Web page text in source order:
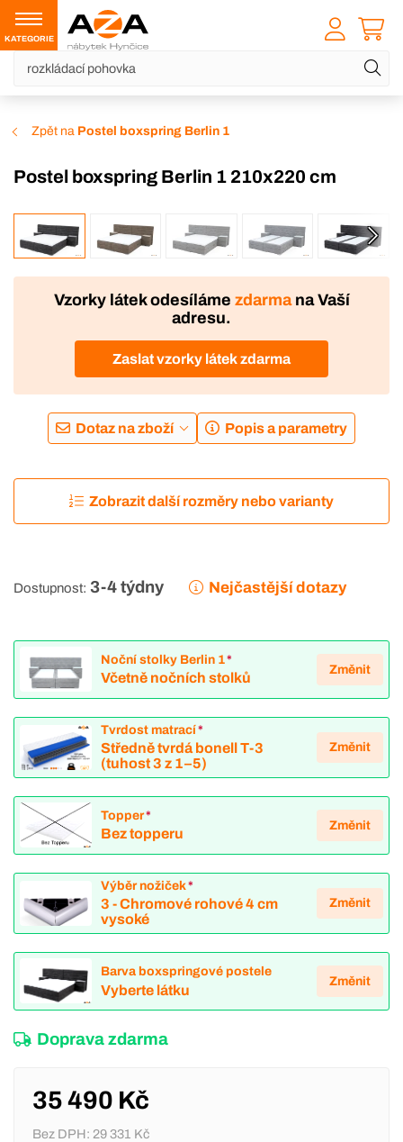
KATEGORIE
Zpět na Postel boxspring Berlin 1
Postel boxspring Berlin 1 210x220 cm
VÝROBA
DOPRAVA ZDARMA
Vzorky látek odesíláme zdarmana Vaší
adresu.
Zaslat vzorky látek zdarma
Dotaz na zboží Popis a parametry
Zobrazit další rozměry nebo varianty
Dostupnost: 3-4 týdny Nejčastější dotazy
Noční stolky Berlin 1*
Včetně nočních stolků
Změnit
Tvrdost matrací*
Středně tvrdá bonell T-3
(tuhost 3 z 1–5)
Změnit
Topper*
Bez topperu
Změnit
Výběr nožiček*
3 - Chromové rohové 4 cm
vysoké
Změnit
Barva boxspringové postele
Vyberte látku
Změnit
Doprava zdarma
35 490 Kč
Bez DPH: 29 331 Kč